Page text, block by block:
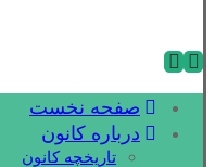
صفحه نخست
درباره کانون
تاریخچه کانون